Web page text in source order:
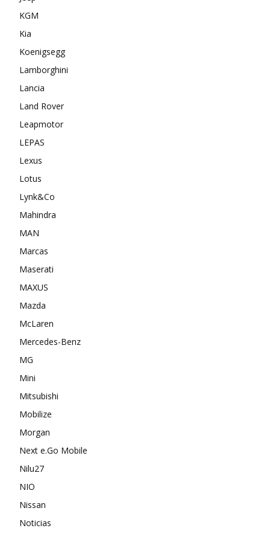
KGM
Kia
Koenigsegg
Lamborghini
Lancia
Land Rover
Leapmotor
LEPAS
Lexus
Lotus
Lynk&Co
Mahindra
MAN
Marcas
Maserati
MAXUS
Mazda
McLaren
Mercedes-Benz
MG
Mini
Mitsubishi
Mobilize
Morgan
Next e.Go Mobile
Nilu27
NIO
Nissan
Noticias